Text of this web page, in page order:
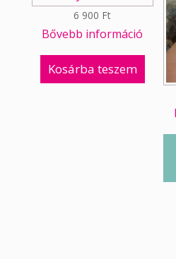
6 900 Ft
Bővebb információ
Kosárba teszem